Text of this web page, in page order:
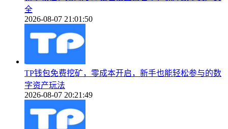
全
2026-08-07 21:01:50
TP钱包免费挖矿，零成本开启，新手也能轻松参与的数
字资产玩法
2026-08-07 20:21:49